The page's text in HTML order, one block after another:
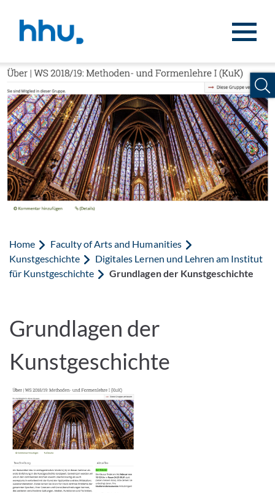
Home
Faculty of Arts and Humanities
Kunstgeschichte
Digitales Lernen und Lehren am Institut
für Kunstgeschichte
Grundlagen der Kunstgeschichte
Grundlagen der
Kunstgeschichte